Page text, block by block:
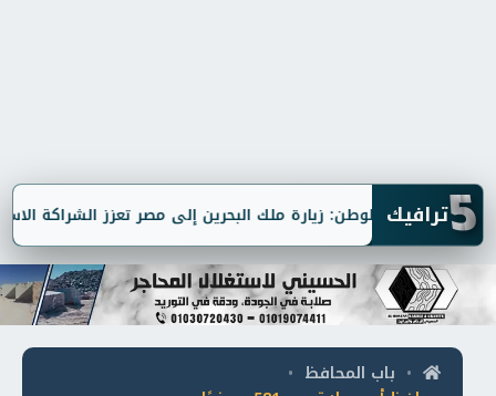
5ترافيك
حماة الوطن: زيارة ملك البحرين إلى مصر تعزز الشراكة
• باب المحافظ •